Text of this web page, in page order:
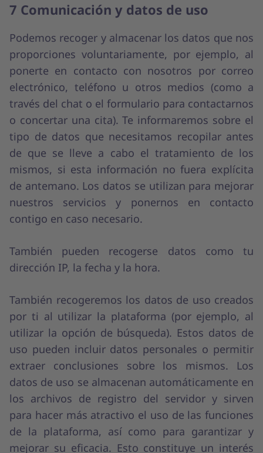
7 Comunicación y datos de uso
Podemos recoger y almacenar los datos que nos
proporciones voluntariamente, por ejemplo, al
ponerte en contacto con nosotros por correo
electrónico, teléfono u otros medios (como a
través del chat o el formulario para contactarnos
o concertar una cita). Te informaremos sobre el
tipo de datos que necesitamos recopilar antes
de que se lleve a cabo el tratamiento de los
mismos, si esta información no fuera explícita
de antemano. Los datos se utilizan para mejorar
nuestros servicios y ponernos en contacto
contigo en caso necesario.
También pueden recogerse datos como tu
dirección IP, la fecha y la hora.
También recogeremos los datos de uso creados
por ti al utilizar la plataforma (por ejemplo, al
utilizar la opción de búsqueda). Estos datos de
uso pueden incluir datos personales o permitir
extraer conclusiones sobre los mismos. Los
datos de uso se almacenan automáticamente en
los archivos de registro del servidor y sirven
para hacer más atractivo el uso de las funciones
de la plataforma, así como para garantizar y
mejorar su eficacia. Esto constituye un interés